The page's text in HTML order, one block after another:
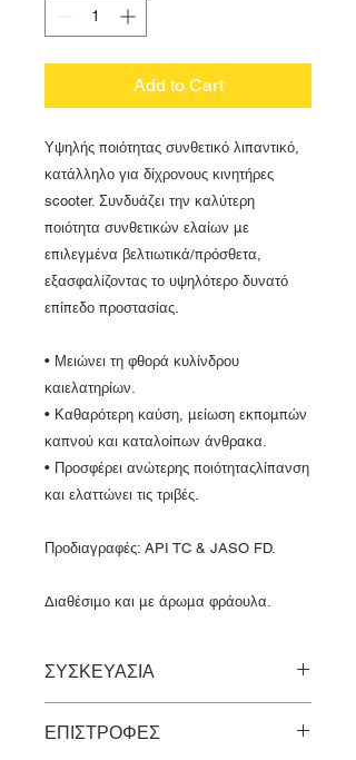
Add to Cart
Υψηλής ποιότητας συνθετικό λιπαντικό,
κατάλληλο για δίχρονους κινητήρες
scooter. Συνδυάζει την καλύτερη
ποιότητα συνθετικών ελαίων με
επιλεγμένα βελτιωτικά/πρόσθετα,
εξασφαλίζοντας το υψηλότερο δυνατό
επίπεδο προστασίας.
• Μειώνει τη φθορά κυλίνδρου
καιελατηρίων.
• Καθαρότερη καύση, μείωση εκπομπών
καπνού και καταλοίπων άνθρακα.
• Προσφέρει ανώτερης ποιότηταςλίπανση
και ελαττώνει τις τριβές.
Προδιαγραφές: API TC & JASO FD.
Διαθέσιμο και με άρωμα φράουλα.
ΣΥΣΚΕΥΑΣΙΑ
ΕΠΙΣΤΡΟΦΕΣ